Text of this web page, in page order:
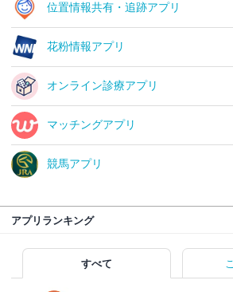
位置情報共有・追跡アプリ
花粉情報アプリ
オンライン診療アプリ
マッチングアプリ
競馬アプリ
アプリランキング
すべて